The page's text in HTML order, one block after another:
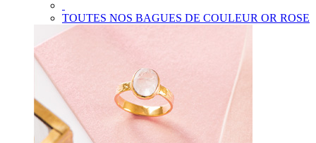
TOUTES NOS BAGUES DE COULEUR OR ROSE